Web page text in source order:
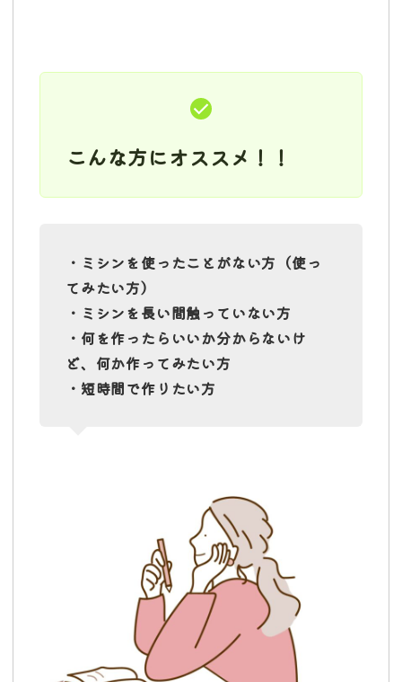
こんな方にオススメ！！
・ミシンを使ったことがない方（使っ
てみたい方）
・ミシンを長い間触っていない方
・何を作ったらいいか分からないけ
ど、何か作ってみたい方
・短時間で作りたい方